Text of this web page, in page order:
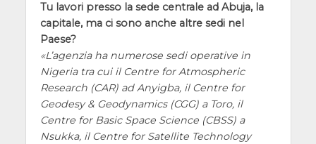
Tu lavori presso la sede centrale ad Abuja, la
capitale, ma ci sono anche altre sedi nel
Paese?
L’agenzia ha numerose sedi operative in
Nigeria tra cui il Centre for Atmospheric
Research (CAR) ad Anyigba, il Centre for
Geodesy & Geodynamics (CGG) a Toro, il
Centre for Basic Space Science (CBSS) a
Nsukka, il Centre for Satellite Technology